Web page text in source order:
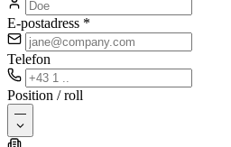
E-postadress *
Telefon
Position / roll
—